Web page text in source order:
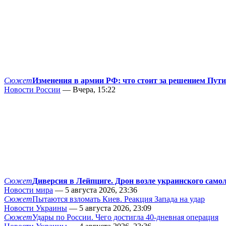
СюжетИзменения в армии РФ: что стоит за решением
Новости России — Вчера, 15:22
СюжетДиверсия в Лейпциге. Дрон возле украинского
Новости мира — 5 августа 2026, 23:36
СюжетПытаются взломать Киев. Реакция Запада на удар
Новости Украины — 5 августа 2026, 23:09
СюжетУдары по России. Чего достигла 40-дневная операция